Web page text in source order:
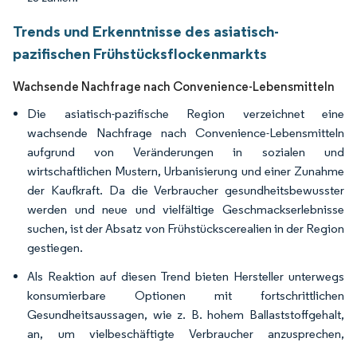
Trends und Erkenntnisse des asiatisch-
pazifischen Frühstücksflockenmarkts
Wachsende Nachfrage nach Convenience-Lebensmitteln
Die asiatisch-pazifische Region verzeichnet eine
wachsende Nachfrage nach Convenience-Lebensmitteln
aufgrund von Veränderungen in sozialen und
wirtschaftlichen Mustern, Urbanisierung und einer Zunahme
der Kaufkraft. Da die Verbraucher gesundheitsbewusster
werden und neue und vielfältige Geschmackserlebnisse
suchen, ist der Absatz von Frühstückscerealien in der Region
gestiegen.
Als Reaktion auf diesen Trend bieten Hersteller unterwegs
konsumierbare Optionen mit fortschrittlichen
Gesundheitsaussagen, wie z. B. hohem Ballaststoffgehalt,
an, um vielbeschäftigte Verbraucher anzusprechen,